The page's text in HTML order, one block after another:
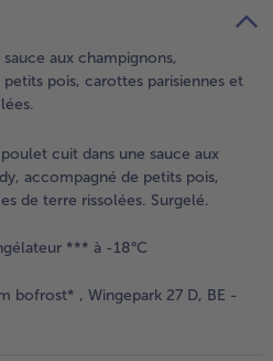
aux champignons,
pois, carottes parisiennes et
cuit dans une sauce aux
accompagné de petits pois,
de terre rissolées. Surgelé.
*** à -18°C
bofrost* , Wingepark 27 D, BE -